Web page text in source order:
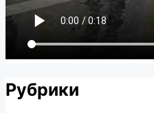
Рубрики